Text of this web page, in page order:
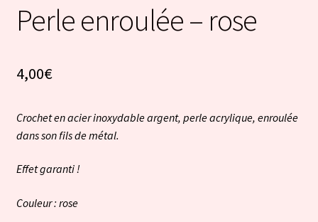
Perle enroulée – rose
4,00€
Crochet en acier inoxydable argent, perle acrylique, enroulée
dans son fils de métal.
Effet garanti !
Couleur : rose